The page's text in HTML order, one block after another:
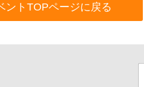
ントTOPページに戻る